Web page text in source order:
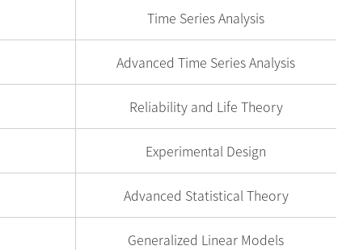
Time Series Analysis
Advanced Time Series Analysis
Reliability and Life Theory
Experimental Design
Advanced Statistical Theory
Generalized Linear Models